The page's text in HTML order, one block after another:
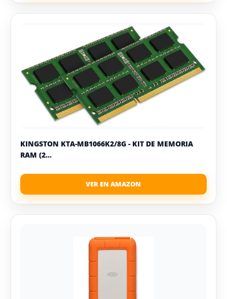
KINGSTON KTA-MB1066K2/8G - KIT DE MEMORIA
RAM (2...